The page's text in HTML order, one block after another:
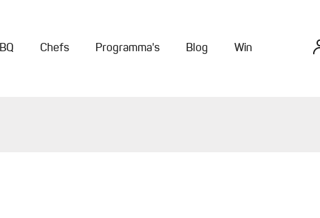
Chefs Programma's Blog Win